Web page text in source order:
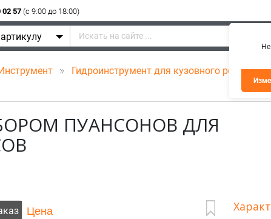
02 57 (c 9:00 до 18:00)
Гидроинструмент для кузовного ремонта
ПУАНСОНОВ ДЛЯ
Цена